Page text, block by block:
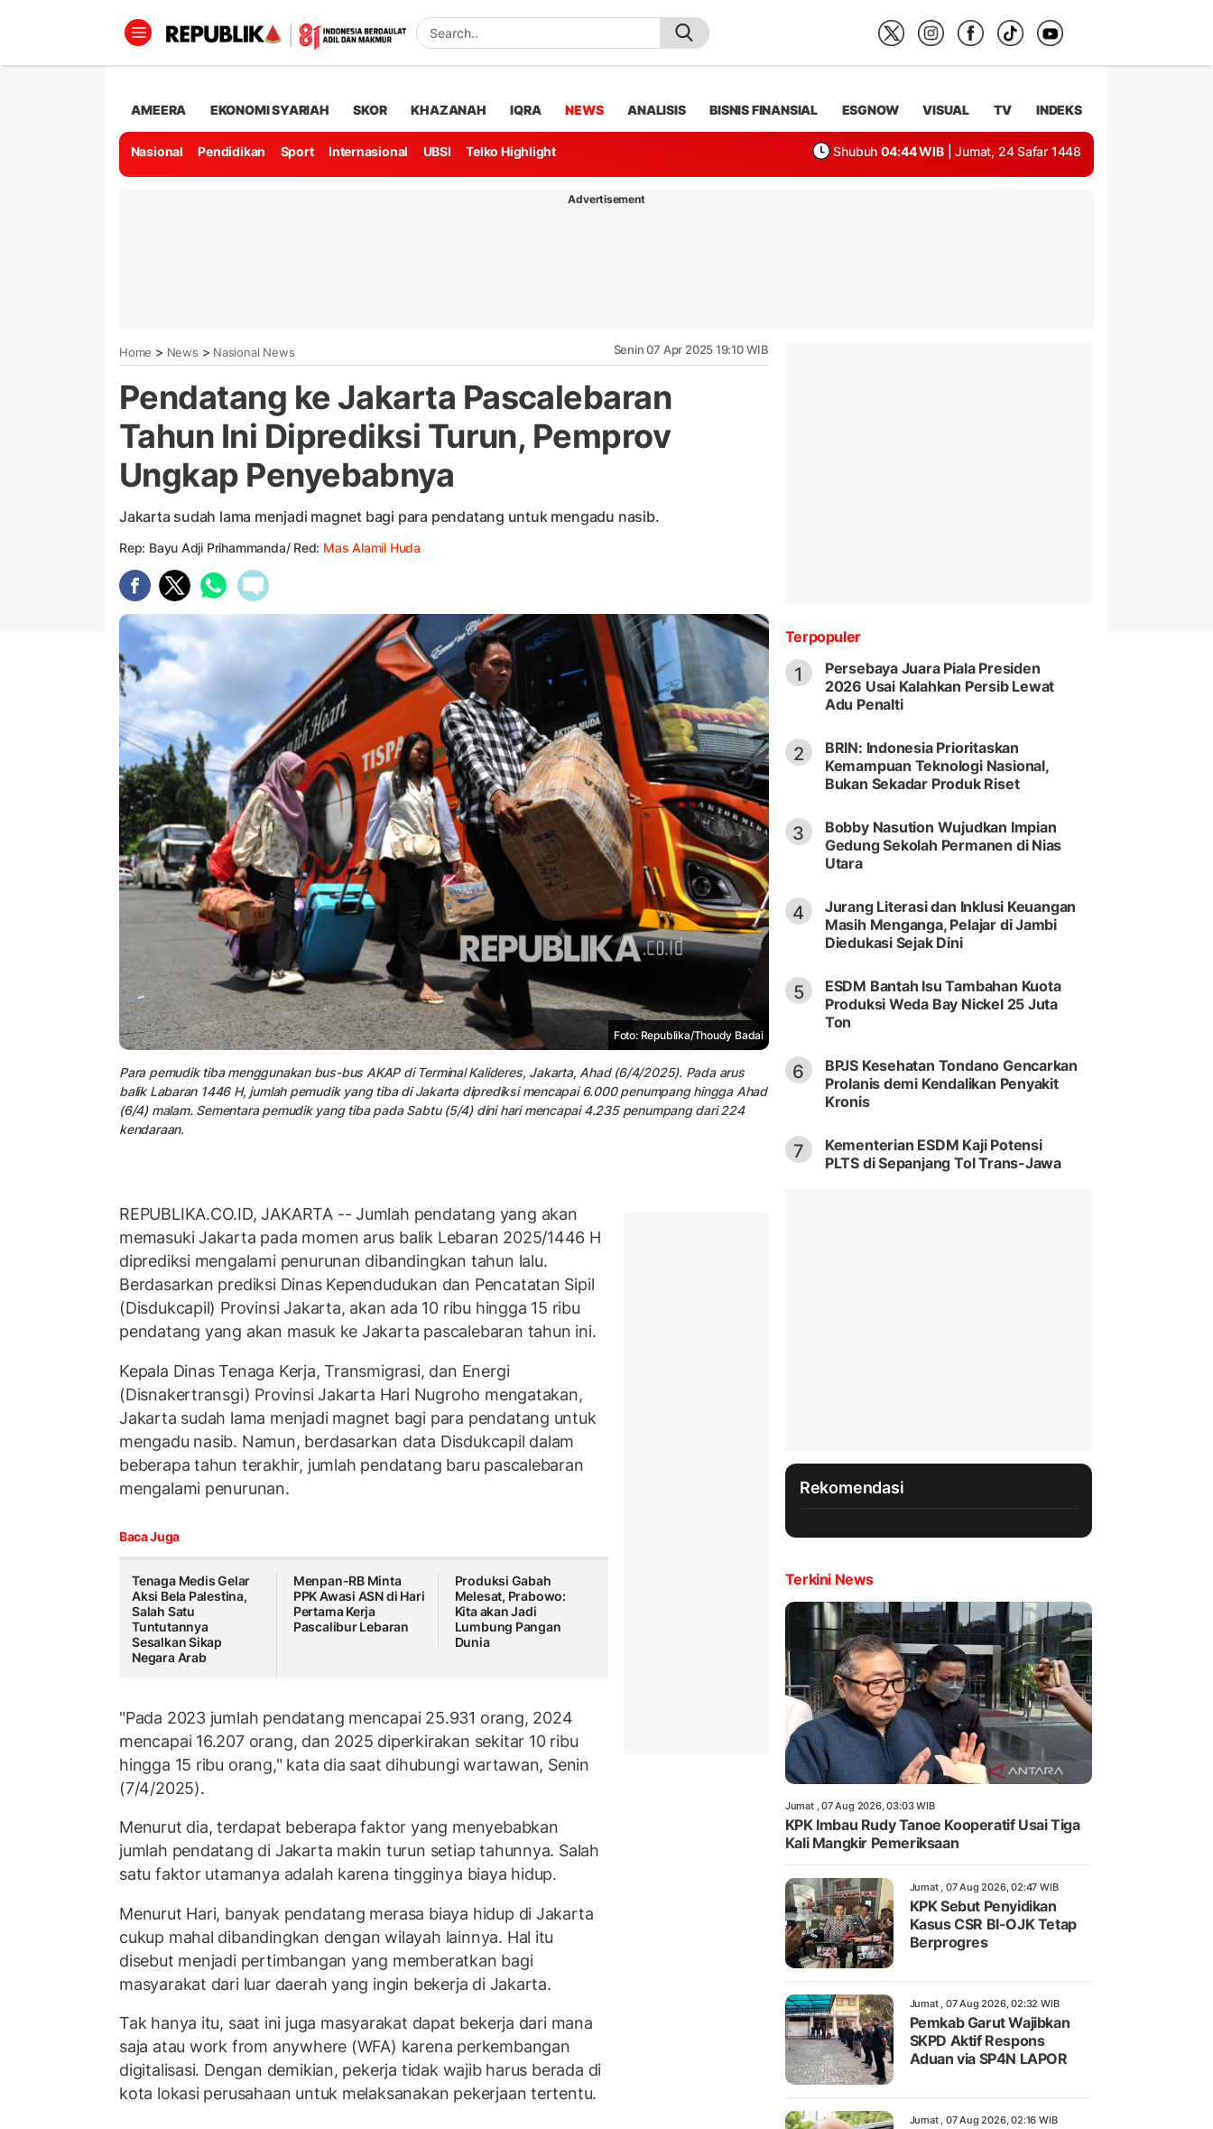
AMEERA EKONOMI SYARIAH SKOR KHAZANAH IQRA NEWS ANALISIS BISNIS FINANSIAL ESGNOW VISUAL TV INDEKS
Nasional Pendidikan Sport Internasional UBSI Telko Highlight Shubuh 04:44 WIB | Jumat, 24 Safar 1448
Advertisement
Home > News > Nasional News Senin 07 Apr 2025 19:10 WIB
Pendatang ke Jakarta Pascalebaran
Tahun Ini Diprediksi Turun, Pemprov
Ungkap Penyebabnya
Jakarta sudah lama menjadi magnet bagi para pendatang untuk mengadu nasib.
Rep: Bayu Adji Prihammanda/ Red: Mas Alamil Huda
Foto: Republika/Thoudy Badai
Para pemudik tiba menggunakan bus-bus AKAP di Terminal Kalideres, Jakarta, Ahad (6/4/2025). Pada arus
balik Labaran 1446 H, jumlah pemudik yang tiba di Jakarta diprediksi mencapai 6.000 penumpang hingga Ahad
(6/4) malam. Sementara pemudik yang tiba pada Sabtu (5/4) dini hari mencapai 4.235 penumpang dari 224
kendaraan.
REPUBLIKA.CO.ID, JAKARTA -- Jumlah pendatang yang akan
memasuki Jakarta pada momen arus balik Lebaran 2025/1446 H
diprediksi mengalami penurunan dibandingkan tahun lalu.
Berdasarkan prediksi Dinas Kependudukan dan Pencatatan Sipil
(Disdukcapil) Provinsi Jakarta, akan ada 10 ribu hingga 15 ribu
pendatang yang akan masuk ke Jakarta pascalebaran tahun ini.
Kepala Dinas Tenaga Kerja, Transmigrasi, dan Energi
(Disnakertransgi) Provinsi Jakarta Hari Nugroho mengatakan,
Jakarta sudah lama menjadi magnet bagi para pendatang untuk
mengadu nasib. Namun, berdasarkan data Disdukcapil dalam
beberapa tahun terakhir, jumlah pendatang baru pascalebaran
mengalami penurunan.
Baca Juga
Tenaga Medis Gelar
Aksi Bela Palestina,
Salah Satu
Tuntutannya
Sesalkan Sikap
Negara Arab
Menpan-RB Minta
PPK Awasi ASN di Hari
Pertama Kerja
Pascalibur Lebaran
Produksi Gabah
Melesat, Prabowo:
Kita akan Jadi
Lumbung Pangan
Dunia
"Pada 2023 jumlah pendatang mencapai 25.931 orang, 2024
mencapai 16.207 orang, dan 2025 diperkirakan sekitar 10 ribu
hingga 15 ribu orang," kata dia saat dihubungi wartawan, Senin
(7/4/2025).
Menurut dia, terdapat beberapa faktor yang menyebabkan
jumlah pendatang di Jakarta makin turun setiap tahunnya. Salah
satu faktor utamanya adalah karena tingginya biaya hidup.
Menurut Hari, banyak pendatang merasa biaya hidup di Jakarta
cukup mahal dibandingkan dengan wilayah lainnya. Hal itu
disebut menjadi pertimbangan yang memberatkan bagi
masyarakat dari luar daerah yang ingin bekerja di Jakarta.
Tak hanya itu, saat ini juga masyarakat dapat bekerja dari mana
saja atau work from anywhere (WFA) karena perkembangan
digitalisasi. Dengan demikian, pekerja tidak wajib harus berada di
kota lokasi perusahaan untuk melaksanakan pekerjaan tertentu.
Terpopuler
1
Persebaya Juara Piala Presiden
2026 Usai Kalahkan Persib Lewat
Adu Penalti
2
BRIN: Indonesia Prioritaskan
Kemampuan Teknologi Nasional,
Bukan Sekadar Produk Riset
3
Bobby Nasution Wujudkan Impian
Gedung Sekolah Permanen di Nias
Utara
4
Jurang Literasi dan Inklusi Keuangan
Masih Menganga, Pelajar di Jambi
Diedukasi Sejak Dini
5
ESDM Bantah Isu Tambahan Kuota
Produksi Weda Bay Nickel 25 Juta
Ton
6
BPJS Kesehatan Tondano Gencarkan
Prolanis demi Kendalikan Penyakit
Kronis
7
Kementerian ESDM Kaji Potensi
PLTS di Sepanjang Tol Trans-Jawa
Rekomendasi
Terkini News
Jumat , 07 Aug 2026, 03:03 WIB
KPK Imbau Rudy Tanoe Kooperatif Usai Tiga
Kali Mangkir Pemeriksaan
Jumat , 07 Aug 2026, 02:47 WIB
KPK Sebut Penyidikan
Kasus CSR BI-OJK Tetap
Berprogres
Jumat , 07 Aug 2026, 02:32 WIB
Pemkab Garut Wajibkan
SKPD Aktif Respons
Aduan via SP4N LAPOR
Jumat , 07 Aug 2026, 02:16 WIB